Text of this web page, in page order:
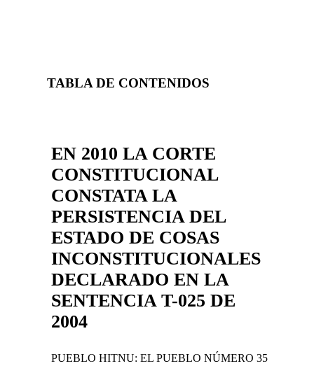
TABLA DE CONTENIDOS
EN 2010 LA CORTE
CONSTITUCIONAL
CONSTATA LA
PERSISTENCIA DEL
ESTADO DE COSAS
INCONSTITUCIONALES
DECLARADO EN LA
SENTENCIA T-025 DE
2004
PUEBLO HITNU: EL PUEBLO NÚMERO 35